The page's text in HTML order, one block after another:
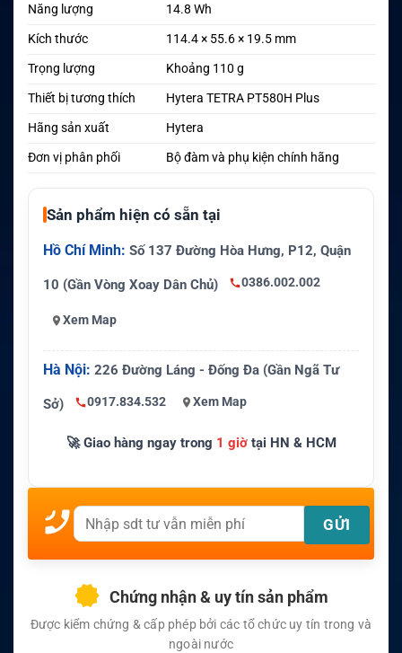
Năng lượng
14.8 Wh
Kích thước
114.4 × 55.6 × 19.5 mm
Trọng lượng
Khoảng 110 g
Thiết bị tương thích
Hytera TETRA PT580H Plus
Hãng sản xuất
Hytera
Đơn vị phân phối
Bộ đàm và phụ kiện chính hãng
Sản phẩm hiện có sẵn tại
Hồ Chí Minh: Số 137 Đường Hòa Hưng, P12, Quận
10 (Gần Vòng Xoay Dân Chủ) 0386.002.002
Xem Map
Hà Nội: 226 Đường Láng - Đống Đa (Gần Ngã Tư
Sở) 0917.834.532 Xem Map
🚀 Giao hàng ngay trong 1 giờtại HN & HCM
Chứng nhận & uy tín sản phẩm
Được kiểm chứng & cấp phép bởi các tổ chức uy tín trong và
ngoài nước